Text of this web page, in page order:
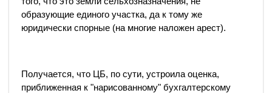
образующие единого участка, да к тому же
юридически спорные (на многие наложен арест).
Получается, что ЦБ, по сути, устроила оценка,
приближенная к "нарисованному" бухгалтерскому